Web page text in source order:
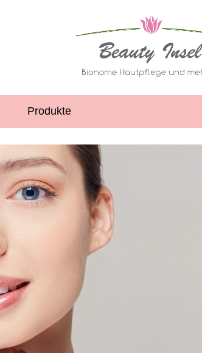
Produkte